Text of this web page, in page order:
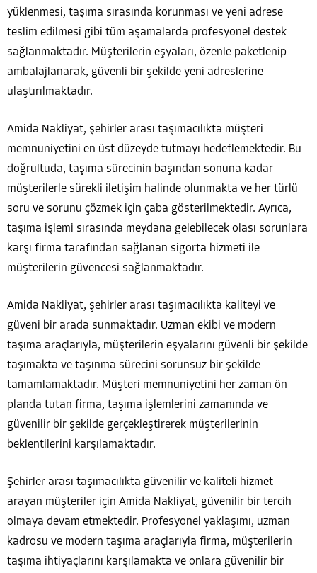
yüklenmesi, taşıma sırasında korunması ve yeni adrese
teslim edilmesi gibi tüm aşamalarda profesyonel destek
sağlanmaktadır. Müşterilerin eşyaları, özenle paketlenip
ambalajlanarak, güvenli bir şekilde yeni adreslerine
ulaştırılmaktadır.
Amida Nakliyat, şehirler arası taşımacılıkta müşteri
memnuniyetini en üst düzeyde tutmayı hedeflemektedir. Bu
doğrultuda, taşıma sürecinin başından sonuna kadar
müşterilerle sürekli iletişim halinde olunmakta ve her türlü
soru ve sorunu çözmek için çaba gösterilmektedir. Ayrıca,
taşıma işlemi sırasında meydana gelebilecek olası sorunlara
karşı firma tarafından sağlanan sigorta hizmeti ile
müşterilerin güvencesi sağlanmaktadır.
Amida Nakliyat, şehirler arası taşımacılıkta kaliteyi ve
güveni bir arada sunmaktadır. Uzman ekibi ve modern
taşıma araçlarıyla, müşterilerin eşyalarını güvenli bir şekilde
taşımakta ve taşınma sürecini sorunsuz bir şekilde
tamamlamaktadır. Müşteri memnuniyetini her zaman ön
planda tutan firma, taşıma işlemlerini zamanında ve
güvenilir bir şekilde gerçekleştirerek müşterilerinin
beklentilerini karşılamaktadır.
Şehirler arası taşımacılıkta güvenilir ve kaliteli hizmet
arayan müşteriler için Amida Nakliyat, güvenilir bir tercih
olmaya devam etmektedir. Profesyonel yaklaşımı, uzman
kadrosu ve modern taşıma araçlarıyla firma, müşterilerin
taşıma ihtiyaçlarını karşılamakta ve onlara güvenilir bir